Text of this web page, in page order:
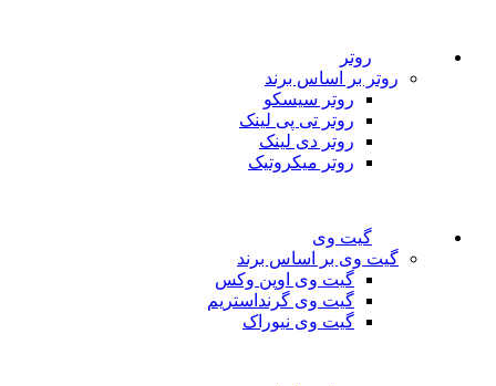
روتر
روتر بر اساس برند
روتر سیسکو
روتر تی پی لینک
روتر دی لینک
روتر میکروتیک
گیت وی
گیت وی بر اساس برند
گیت وی اوپن وکس
گیت وی گرنداستریم
گیت وی نیوراک